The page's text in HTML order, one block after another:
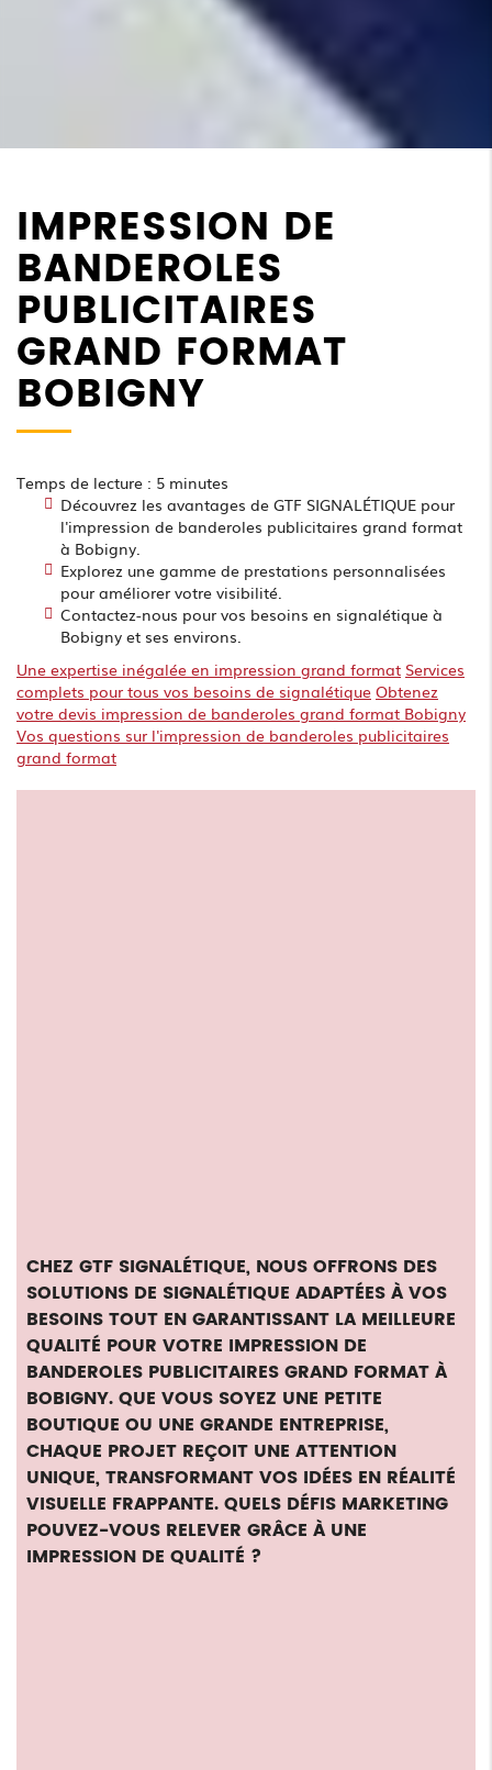
IMPRESSION DE
BANDEROLES
PUBLICITAIRES
GRAND FORMAT
BOBIGNY
Temps de lecture : 5 minutes
Découvrez les avantages de GTF SIGNALÉTIQUE pour
l'impression de banderoles publicitaires grand format
à Bobigny.
Explorez une gamme de prestations personnalisées
pour améliorer votre visibilité.
Contactez-nous pour vos besoins en signalétique à
Bobigny et ses environs.
Une expertise inégalée en impression grand format Services
complets pour tous vos besoins de signalétique Obtenez
votre devis impression de banderoles grand format Bobigny
Vos questions sur l'impression de banderoles publicitaires
grand format
CHEZ GTF SIGNALÉTIQUE, NOUS OFFRONS DES
SOLUTIONS DE SIGNALÉTIQUE ADAPTÉES À VOS
BESOINS TOUT EN GARANTISSANT LA MEILLEURE
QUALITÉ POUR VOTRE IMPRESSION DE
BANDEROLES PUBLICITAIRES GRAND FORMAT À
BOBIGNY. QUE VOUS SOYEZ UNE PETITE
BOUTIQUE OU UNE GRANDE ENTREPRISE,
CHAQUE PROJET REÇOIT UNE ATTENTION
UNIQUE, TRANSFORMANT VOS IDÉES EN RÉALITÉ
VISUELLE FRAPPANTE. QUELS DÉFIS MARKETING
POUVEZ-VOUS RELEVER GRÂCE À UNE
IMPRESSION DE QUALITÉ ?